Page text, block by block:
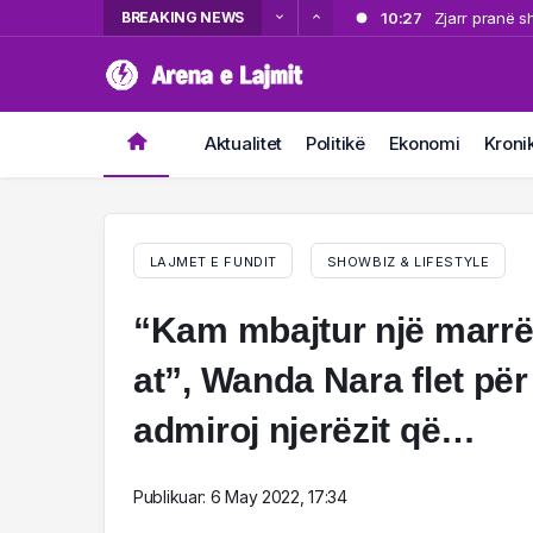
BREAKING NEWS 10:27
Zjarr pranë
Aktualitet Politikë Ekonomi
LAJMET E FUNDIT SHOWBIZ & LIFESTYLE
“Kam mbajtur një
at”, Wanda Nara flet
admiroj njerëzit që…
Publikuar: 6 May 2022, 17:34